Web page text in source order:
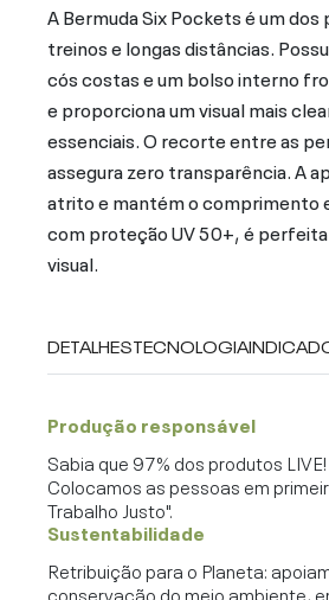
A Bermuda Six Pockets é um
treinos e longas distâncias.
cós costas e um bolso interno
e proporciona um visual mais
essenciais. O recorte entre as
assegura zero transparência. A
atrito e mantém o comprimento
com proteção UV 50+, é perfeita
visual.
DETALHESTECNOLOGIA
Produção responsável
Sabia que 97% dos produtos
Colocamos as pessoas em
Trabalho Justo".
Sustentabilidade
Retribuição para o Planeta:
conservação do meio ambiente,